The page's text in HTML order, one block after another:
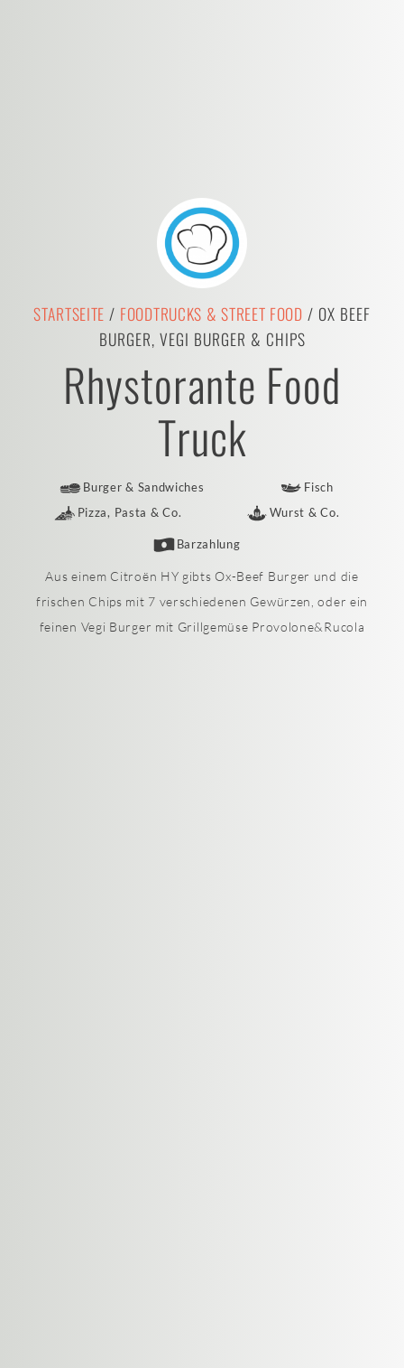
STARTSEITE / FOODTRUCKS & STREET FOOD / OX BEEF
BURGER, VEGI BURGER & CHIPS
Rhystorante Food
Truck
Burger & Sandwiches
Fisch
Pizza, Pasta & Co.
Wurst & Co.
Barzahlung
Aus einem Citroën HY gibts Ox-Beef Burger und die
frischen Chips mit 7 verschiedenen Gewürzen, oder ein
feinen Vegi Burger mit Grillgemüse Provolone&Rucola